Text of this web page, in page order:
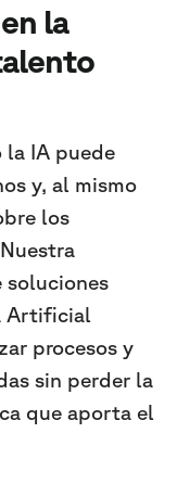
la
la IA puede
y, al mismo
los
soluciones
Artificial
procesos y
sin perder la
que aporta el